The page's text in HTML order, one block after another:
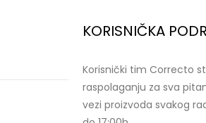
KORISNIČKA
Korisnički tim Correcto
raspolaganju za sva
vezi proizvoda svakog